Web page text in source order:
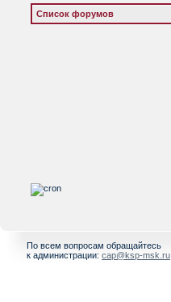
Список форумов
По всем вопросам обращайтесь
к администрации: cap@ksp-msk.ru